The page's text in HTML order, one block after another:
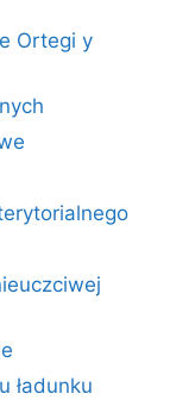
Ortegi y
ładunku